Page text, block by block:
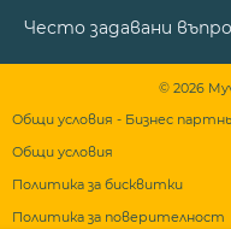
Често задавани
© 2026
Общи условия - Бизнес
Общи условия
Политика за бисквитки
Политика за поверителност